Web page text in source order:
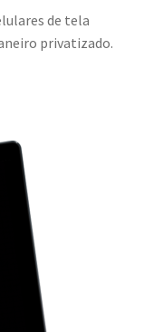
de tela
privatizado.